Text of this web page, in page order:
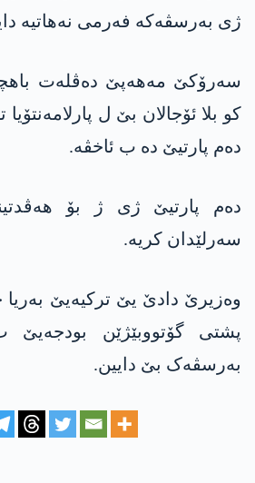
ژی بەرسڤەکە فەرمی نەهاتیە
سەرۆکێ مه‌هه‌پێ دەڤلەت
کو بلا ئۆجالان بێ ل
دەم پارتیێ دە ب ئاخڤە.
دەم پارتیێ ژی ژ بۆ
سەرلێدان کریە.
وەزیرێ دادێ یێ ترکیەیێ بەریا
پشتی گۆتووبێژێن
بەرسڤەک بێ دایین.